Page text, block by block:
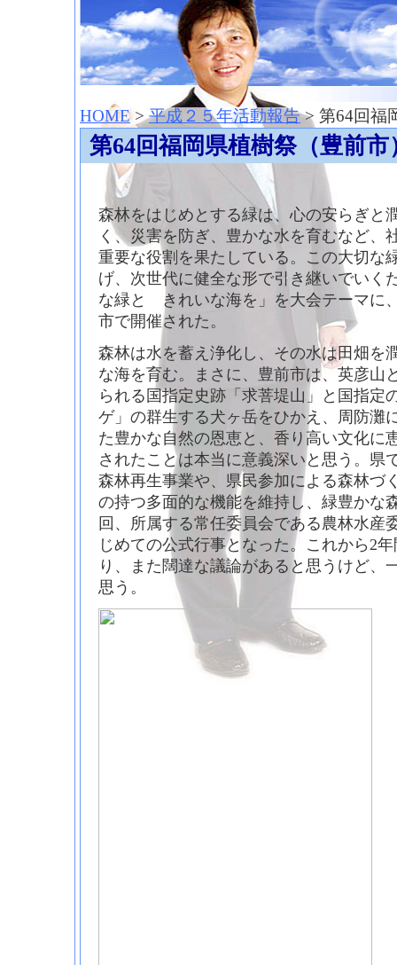
HOME>平成２５年活動報告> 第64回福
第64回福岡県植樹祭（豊前市
森林をはじめとする緑は、心の安らぎと
く、災害を防ぎ、豊かな水を育むなど、
重要な役割を果たしている。この大切な
げ、次世代に健全な形で引き継いでい
な緑と きれいな海を」を大会テーマに
市で開催された。
森林は水を蓄え浄化し、その水は田畑を
な海を育む。まさに、豊前市は、英彦山
られる国指定史跡「求菩堤山」と国指定
ゲ」の群生する犬ヶ岳をひかえ、周防灘
た豊かな自然の恩恵と、香り高い文化に
されたことは本当に意義深いと思う。県
森林再生事業や、県民参加による森林づ
の持つ多面的な機能を維持し、緑豊かな
回、所属する常任委員会である農林水産
じめての公式行事となった。これから2
り、また闊達な議論があると思うけど、
思う。